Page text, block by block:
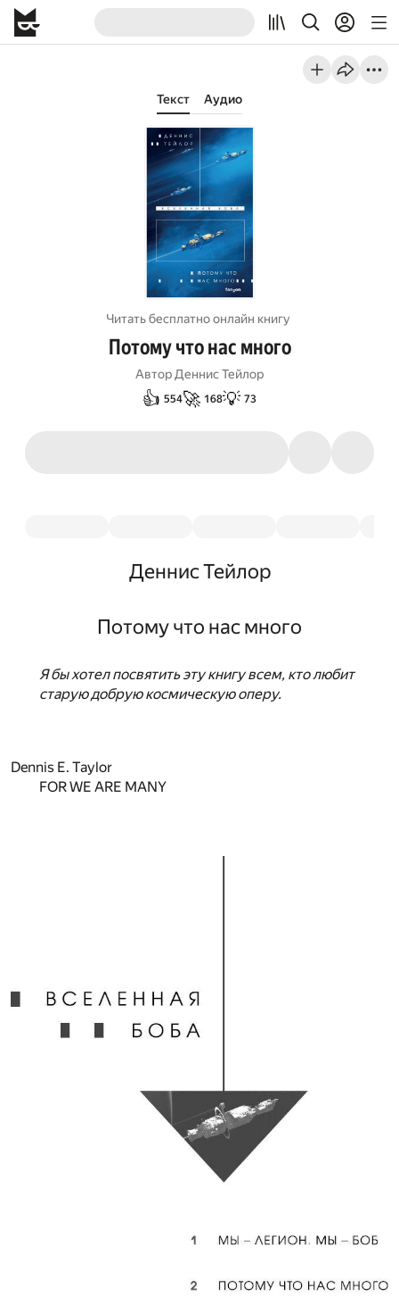
Текст Аудио
Читать бесплатно онлайн книгу
Потому что нас много
Автор Деннис Тейлор
👍 554🚀 168💡 73
Деннис Тейлор
Потому что нас много
Я бы хотел посвятить эту книгу всем, кто любит
старую добрую космическую оперу.
Dennis E. Taylor
FOR WE ARE MANY